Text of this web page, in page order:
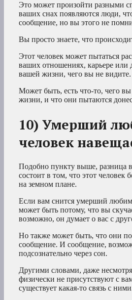
Это может произойти разными
ваших снах появляются люди,
сообщение, но вы этого не
Вы просто знаете, что
Этот человек может пытаться
ваших отношениях, карьере или
вашей жизни, чего вы не видите.
Может быть, есть что-то, чего
жизни, и что они пытаются
10) Умерший
человек
Подобно пункту выше, разница
состоит в том, что этот человек
на земном плане.
Если вам снится умерший
может быть потому, что вы
возможно, он думает о вас с
Но также может быть, что они
сообщение. И сообщение,
подсознательно через сон.
Другими словами, даже
физически не присутствуют с
существует какая-то связь с